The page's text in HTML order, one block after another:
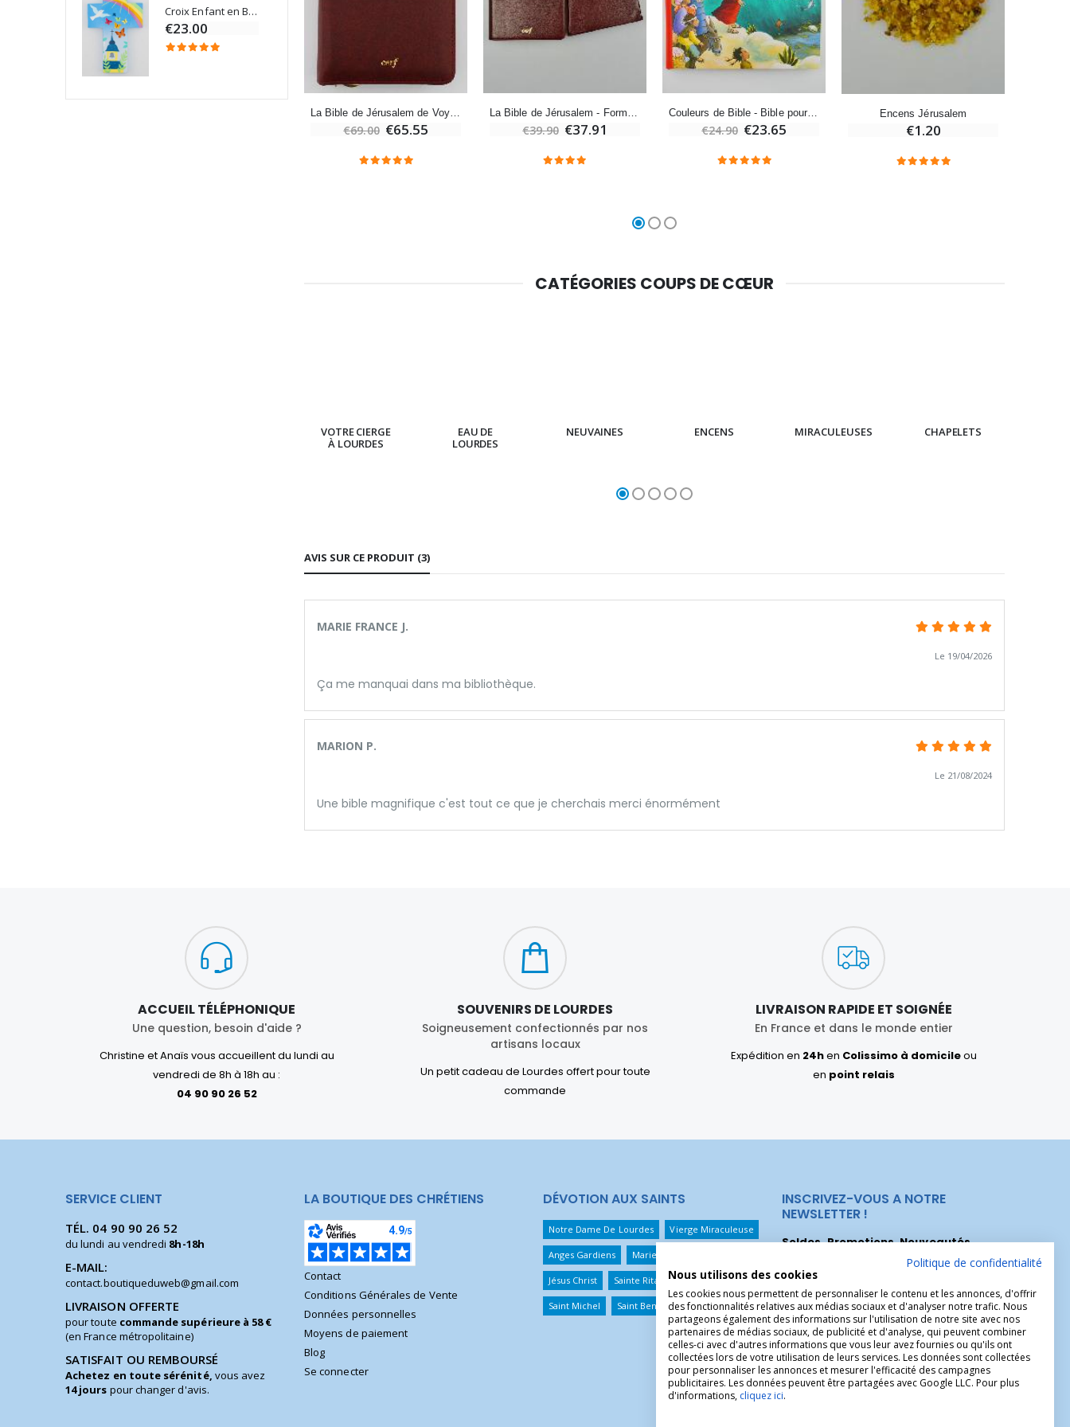
Croix Enfant en Bois Eglise Papillons et Arc-en-ciel 15 cm
€23.00 €23.00
Bougie Neuvaine pour une Guérison - 17.5cm
€4.90
La Bible de Jérusalem de Voyage - Zippée Bordeaux
€69.00 €65.55
La Bible de Jérusalem - Format Poche bordeaux sous étui
€39.90 €37.91
Couleurs de Bible - Bible pour Enfants
€24.90 €23.65
Encens Jérusalem
€1.20
CATÉGORIES COUPS DE CŒUR
VOTRE CIERGE
À LOURDES
EAU DE
LOURDES
NEUVAINES ENCENS MIRACULEUSES CHAPELETS
AVIS SUR CE PRODUIT (3)
MARIE FRANCE J.
Le 19/04/2026
Ça me manquai dans ma bibliothèque.
MARION P.
Le 21/08/2024
Une bible magnifique c'est tout ce que je cherchais merci énormément
ACCUEIL TÉLÉPHONIQUE
Une question, besoin d'aide ?
Christine et Anaïs vous accueillent du lundi au
vendredi de 8h à 18h au :
04 90 90 26 52
SOUVENIRS DE LOURDES
Soigneusement confectionnés par nos
artisans locaux
Un petit cadeau de Lourdes offert pour toute
commande
LIVRAISON RAPIDE ET SOIGNÉE
En France et dans le monde entier
Expédition en 24hen Colissimo à domicileou
en point relais
SERVICE CLIENT
TÉL. 04 90 90 26 52
du lundi au vendredi 8h-18h
E-MAIL:
contact.boutiqueduweb@gmail.com
LIVRAISON OFFERTE
pour toute commande supérieure à 58 €
(en France métropolitaine)
SATISFAIT OU REMBOURSÉ
Achetez en toute sérénité, vous avez
14 jours pour changer d'avis.
LA BOUTIQUE DES CHRÉTIENS
Contact
Conditions Générales de Vente
Données personnelles
Moyens de paiement
Blog
Se connecter
DÉVOTION AUX SAINTS
Notre Dame De Lourdes Vierge Miraculeuse
Anges Gardiens Marie Qui Défait Les Noeuds
Jésus Christ Sainte Rita Sainte Thérèse
Saint Michel Saint Benoît Saint Christophe
INSCRIVEZ-VOUS A NOTRE
NEWSLETTER !
Soldes, Promotions, Nouveautés...
Inscrivez-vous maintenant pour recevoir
nos meilleures offres.
Politique de confidentialité
Nous utilisons des cookies
Les cookies nous permettent de personnaliser le contenu et les annonces, d'offrir
des fonctionnalités relatives aux médias sociaux et d'analyser notre trafic. Nous
partageons également des informations sur l'utilisation de notre site avec nos
partenaires de médias sociaux, de publicité et d'analyse, qui peuvent combiner
celles-ci avec d'autres informations que vous leur avez fournies ou qu'ils ont
collectées lors de votre utilisation de leurs services. Les données sont collectées
pour personnaliser les annonces et mesurer l'efficacité des campagnes
publicitaires. Les données peuvent être partagées avec Google LLC. Pour plus
d'informations, cliquez ici.